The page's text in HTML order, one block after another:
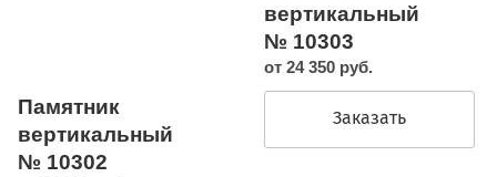
Памятник
вертикальный
№ 10302
вертикальный
№ 10303
от 24 350 руб.
Заказать